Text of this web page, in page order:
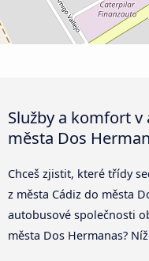
Služby a komfort v
města Dos
Chceš zjistit, které třídy
z města Cádiz do města
autobusové společnosti
města Dos Hermanas?